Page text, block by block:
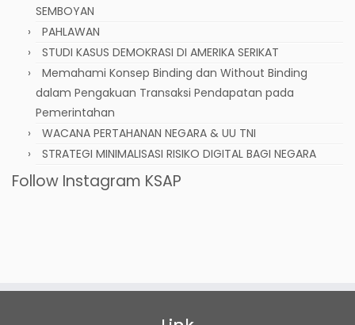
SEMBOYAN
PAHLAWAN
STUDI KASUS DEMOKRASI DI AMERIKA SERIKAT
Memahami Konsep Binding dan Without Binding
dalam Pengakuan Transaksi Pendapatan pada
Pemerintahan
WACANA PERTAHANAN NEGARA & UU TNI
STRATEGI MINIMALISASI RISIKO DIGITAL BAGI NEGARA
Follow Instagram KSAP